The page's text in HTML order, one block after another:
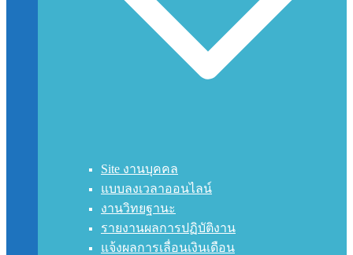
Site งานบุคคล
แบบลงเวลาออนไลน์
งานวิทยฐานะ
รายงานผลการปฏิบัติงาน
แจ้งผลการเลื่อนเงินเดือน